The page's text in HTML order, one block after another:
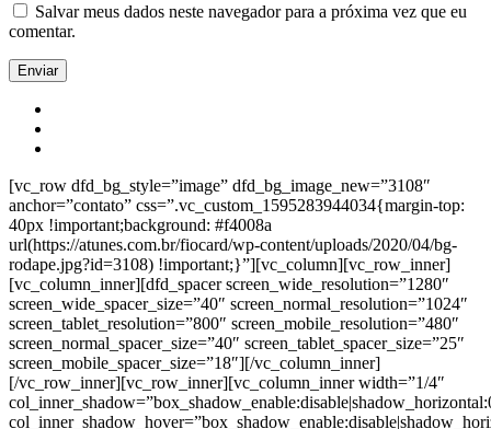
Salvar meus dados neste navegador para a próxima vez que eu
comentar.
[vc_row dfd_bg_style=”image” dfd_bg_image_new=”3108″
anchor=”contato” css=”.vc_custom_1595283944034{margin-top:
40px !important;background: #f4008a
url(https://atunes.com.br/fiocard/wp-content/uploads/2020/04/bg-
rodape.jpg?id=3108) !important;}”][vc_column][vc_row_inner]
[vc_column_inner][dfd_spacer screen_wide_resolution=”1280″
screen_wide_spacer_size=”40″ screen_normal_resolution=”1024″
screen_tablet_resolution=”800″ screen_mobile_resolution=”480″
screen_normal_spacer_size=”40″ screen_tablet_spacer_size=”25″
screen_mobile_spacer_size=”18″][/vc_column_inner]
[/vc_row_inner][vc_row_inner][vc_column_inner width=”1/4″